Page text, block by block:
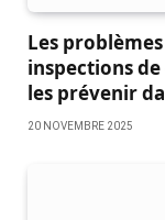
Les
inspections
les prévenir
20 NOVEMBRE 2025